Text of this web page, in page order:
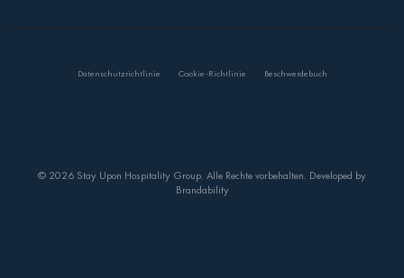
Datenschutzrichtlinie Cookie-Richtlinie Beschwerdebuch
© 2026 Stay Upon Hospitality Group. Alle Rechte vorbehalten. Developed by
Brandability